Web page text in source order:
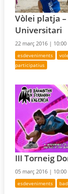
Vòlei platja
Universitari
22 març 2016 |
esdeveniments
participatius
III Torneig
05 març 2016 |
esdeveniments